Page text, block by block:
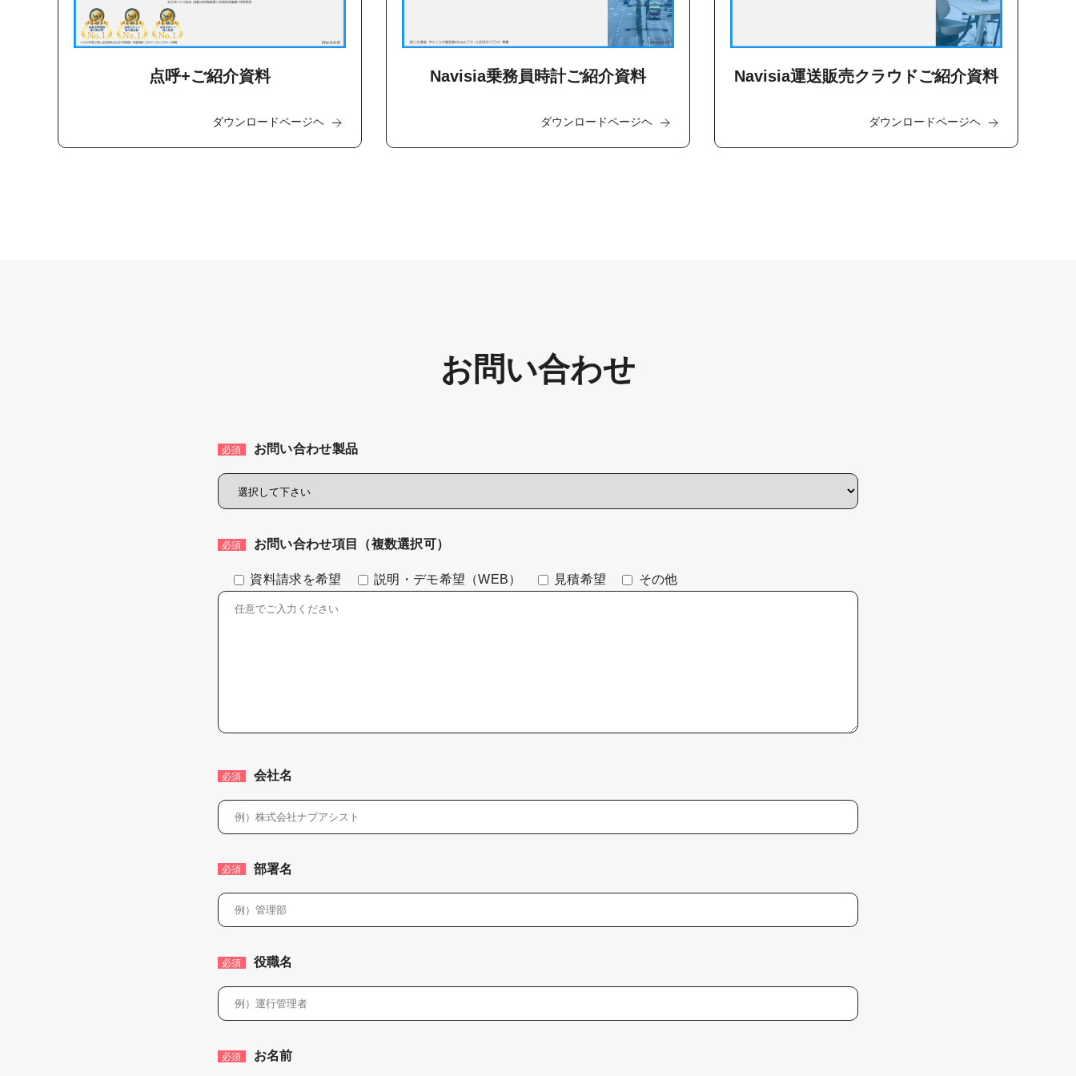
点呼+ご紹介資料
ダウンロードページヘ
Navisia乗務員時計ご紹介資料
ダウンロードページヘ
Navisia運送販売クラウドご紹介資料
ダウンロードページヘ
お問い合わせ
必須 お問い合わせ製品
必須 お問い合わせ項目（複数選択可）
資料請求を希望 説明・デモ希望（WEB） 見積希望 その他
必須 会社名
必須 部署名
必須 役職名
必須 お名前